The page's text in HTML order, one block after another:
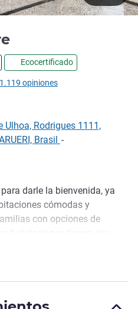
Ecocertificado
de ALL)
1.119 opiniones
Ulhoa, Rodrigues 1111,
Brasil -
darle la bienvenida, ya
cómodas y
con opciones de
se ofrece a la carta. El